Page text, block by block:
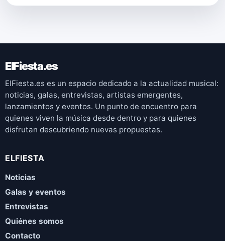
ElFiesta.es
ElFiesta.es es un espacio dedicado a la actualidad musical:
noticias, galas, entrevistas, artistas emergentes,
lanzamientos y eventos. Un punto de encuentro para
quienes viven la música desde dentro y para quienes
disfrutan descubriendo nuevas propuestas.
ELFIESTA
Noticias
Galas y eventos
Entrevistas
Quiénes somos
Contacto